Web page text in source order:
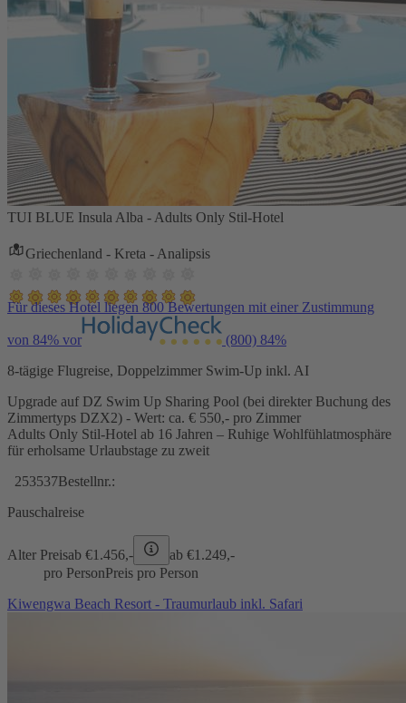
TUI BLUE Insula Alba - Adults Only Stil-Hotel
Griechenland - Kreta - Analipsis
Für dieses Hotel liegen 800 Bewertungen mit einer Zustimmung
von 84% vor (800) 84%
8-tägige Flugreise, Doppelzimmer Swim-Up inkl. AI
Upgrade auf DZ Swim Up Sharing Pool (bei direkter Buchung des
Zimmertyps DZX2) - Wert: ca. € 550,- pro Zimmer
Adults Only Stil-Hotel ab 16 Jahren – Ruhige Wohlfühlatmosphäre
für erholsame Urlaubstage zu zweit
253537Bestellnr.:
Pauschalreise
Alter Preisab €1.456,- ab €1.249,-
pro PersonPreis pro Person
Kiwengwa Beach Resort - Traumurlaub inkl. Safari